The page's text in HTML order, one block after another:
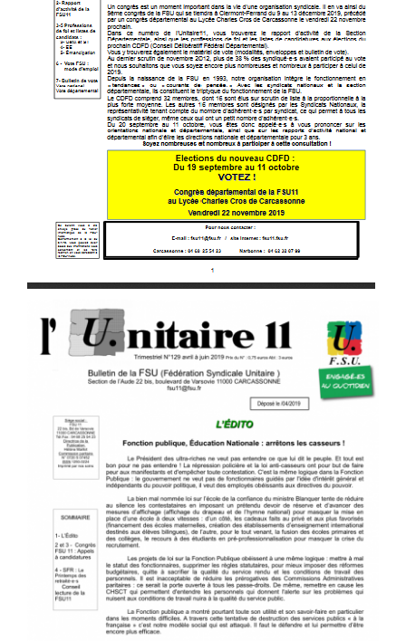
#VOS ÉLUES
#FORMATION
#COMMUNIQUÉS
#ÉLECTIONS
#MÉDIAS
#DÉBATS
#PRESSE
#ARCHIVES